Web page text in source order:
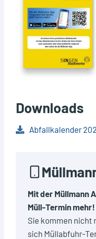
Downloads
Abfallkalender
Mit der Müllmann
Müll-Termin mehr!
Sie kommen nicht
sich Müllabfuhr-